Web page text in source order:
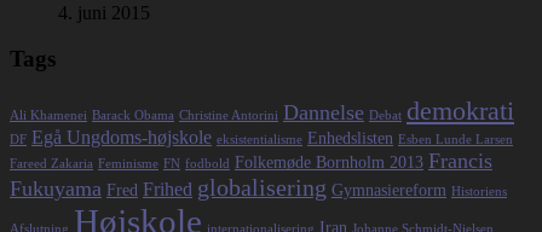
4. juni 2015
Tags
Ali Khamenei Barack Obama Christine Antorini Dannelse Debat demokrati
DF Egå Ungdoms-højskole eksistentialisme Enhedslisten Esben Lunde Larsen
Fareed Zakaria Feminisme FN fodbold Folkemøde Bornholm 2013 Francis
Fukuyama Fred Frihed globalisering Gymnasiereform Historiens
Afslutning Højskole internationalisering Iran Johanne Schmidt-Nielsen